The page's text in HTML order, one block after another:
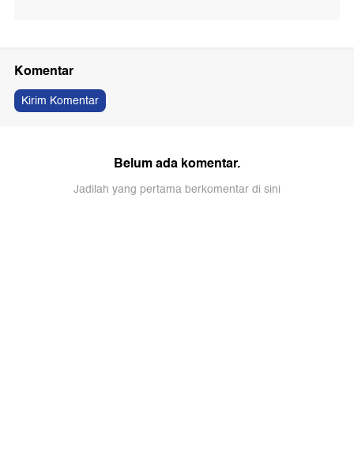
Komentar
Kirim Komentar
Belum ada komentar.
Jadilah yang pertama berkomentar di sini